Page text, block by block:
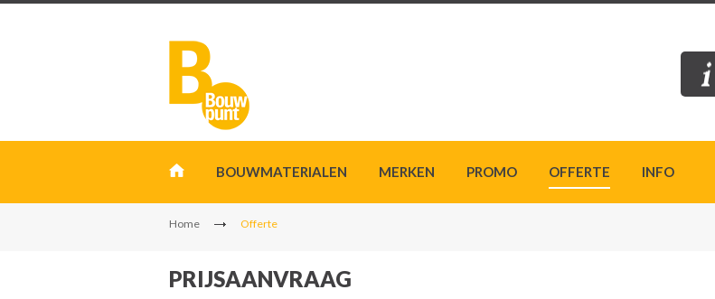
BOUWMATERIALEN MERKEN PROMO OFFERTE INFO
Home Offerte
PRIJSAANVRAAG